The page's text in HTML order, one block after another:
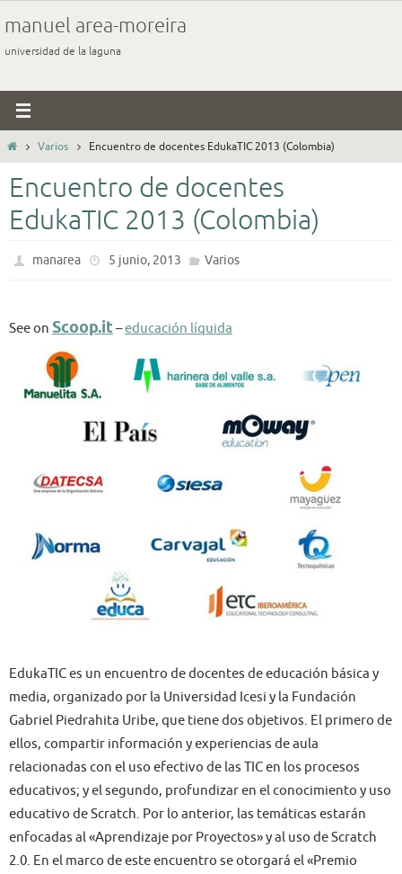
al
contenido
manuel area-moreira
universidad de la laguna
InicioVarios Encuentro de docentes EdukaTIC 2013 (Colombia)
Encuentro de docentes
EdukaTIC 2013 (Colombia)
manarea 5 junio, 2013 Varios
See on Scoop.it–educación líquida
EdukaTIC es un encuentro de docentes de educación básica y
media, organizado por la Universidad Icesi y la Fundación
Gabriel Piedrahita Uribe, que tiene dos objetivos. El primero de
ellos, compartir información y experiencias de aula
relacionadas con el uso efectivo de las TIC en los procesos
educativos; y el segundo, profundizar en el conocimiento y uso
educativo de Scratch. Por lo anterior, las temáticas estarán
enfocadas al «Aprendizaje por Proyectos» y al uso de Scratch
2.0. En el marco de este encuentro se otorgará el «Premio